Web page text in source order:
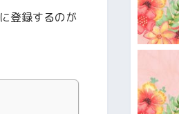
に登録するのが